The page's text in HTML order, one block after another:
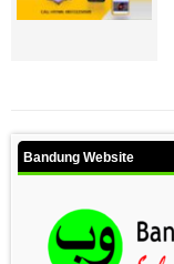
Bandung Website